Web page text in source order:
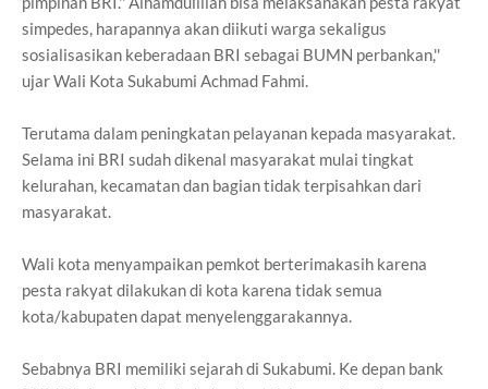
simpedes, harapannya akan diikuti warga sekaligus
sosialisasikan keberadaan BRI sebagai BUMN perbankan,''
ujar Wali Kota Sukabumi Achmad Fahmi.
Terutama dalam peningkatan pelayanan kepada masyarakat.
Selama ini BRI sudah dikenal masyarakat mulai tingkat
kelurahan, kecamatan dan bagian tidak terpisahkan dari
masyarakat.
Wali kota menyampaikan pemkot berterimakasih karena
pesta rakyat dilakukan di kota karena tidak semua
kota/kabupaten dapat menyelenggarakannya.
Sebabnya BRI memiliki sejarah di Sukabumi. Ke depan bank